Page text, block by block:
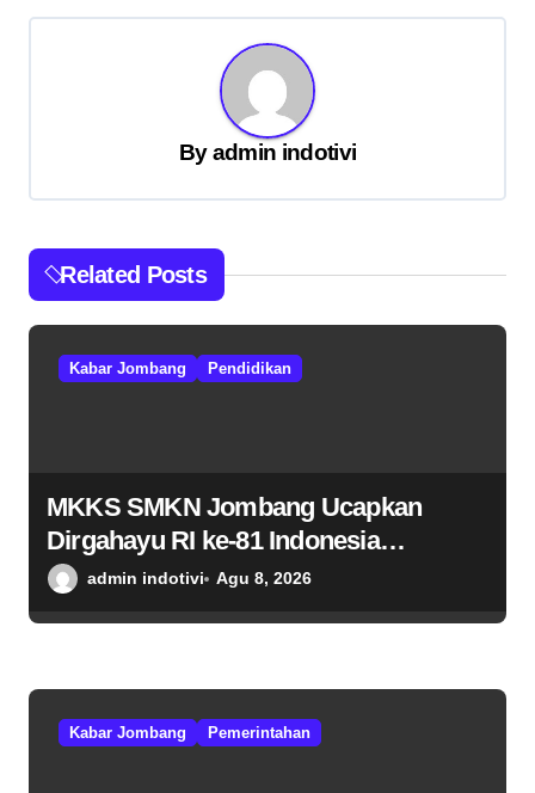
g
s
Byadmin indotivi
Related Posts
Kabar Jombang Pendidikan
MKKS SMKN Jombang Ucapkan
Dirgahayu RI ke-81 Indonesia
Berdaulat, Adil, dan Makmur
admin indotivi Agu 8, 2026
Kabar Jombang Pemerintahan